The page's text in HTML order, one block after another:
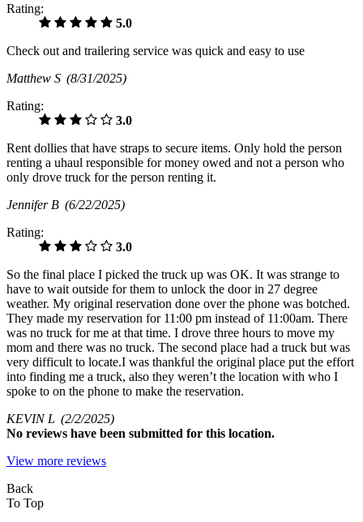
Rating:
5.0
Check out and trailering service was quick and easy to use
Matthew S (8/31/2025)
Rating:
3.0
Rent dollies that have straps to secure items. Only hold the person
renting a uhaul responsible for money owed and not a person who
only drove truck for the person renting it.
Jennifer B (6/22/2025)
Rating:
3.0
So the final place I picked the truck up was OK. It was strange to
have to wait outside for them to unlock the door in 27 degree
weather. My original reservation done over the phone was botched.
They made my reservation for 11:00 pm instead of 11:00am. There
was no truck for me at that time. I drove three hours to move my
mom and there was no truck. The second place had a truck but was
very difficult to locate.I was thankful the original place put the effort
into finding me a truck, also they weren’t the location with who I
spoke to on the phone to make the reservation.
KEVIN L (2/2/2025)
No reviews have been submitted for this location.
View more reviews
Back
To Top